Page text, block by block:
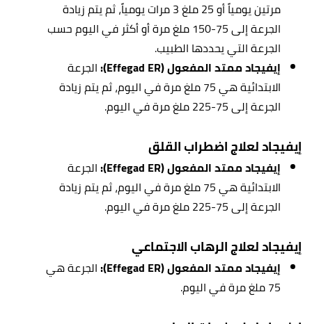
مرتين يومياً أو 25 ملغ 3 مرات يومياً، ثم يتم زيادة
الجرعة إلى 75-150 ملغ مرة أو أكثر في اليوم حسب
الجرعة التي يحددها الطبيب.
إيفيجاد ممتد المفعول (Effegad ER):
الجرعة
الابتدائية هي 75 ملغ مرة في اليوم، ثم يتم زيادة
الجرعة إلى 75-225 ملغ مرة في اليوم.
إيفيجاد لعلاج اضطراب القلق
إيفيجاد ممتد المفعول (Effegad ER):
الجرعة
الابتدائية هي 75 ملغ مرة في اليوم، ثم يتم زيادة
الجرعة إلى 75-225 ملغ مرة في اليوم.
إيفيجاد لعلاج الرهاب الاجتماعي
إيفيجاد ممتد المفعول (Effegad ER):
الجرعة هي
75 ملغ مرة في اليوم.